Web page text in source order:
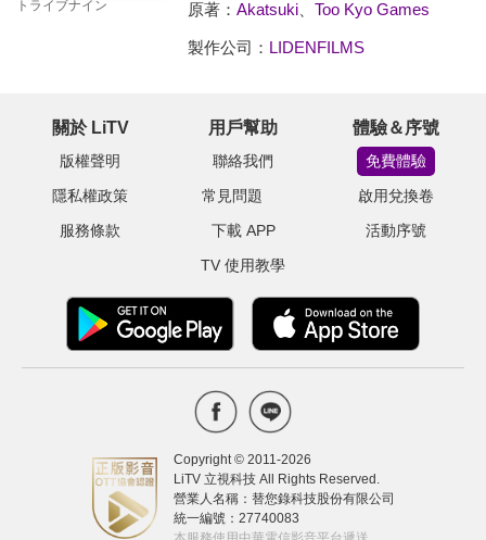
トライブナイン 原著： Akatsuki、 Too Kyo Games
製作公司： LIDENFILMS
關於 LiTV
版權聲明
隱私權政策
服務條款
用戶幫助
聯絡我們
常見問題
下載 APP
TV 使用教學
體驗＆序號
免費體驗
啟用兌換卷
活動序號
Copyright © 2011-2026
LiTV 立視科技 All Rights Reserved.
營業人名稱：替您錄科技股份有限公司
統一編號：27740083